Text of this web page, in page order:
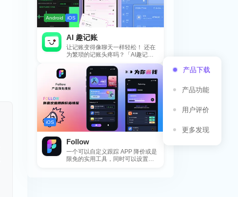
产品下载
产品功能
用户评价
更多发现
Android iOS
AI 趣记账
让记账变得像聊天一样轻松！ 还在
为繁琐的记账头疼吗？「AI趣记
账」来拯救你啦！这款智能记账工
具专为懒...
iOS
Follow
一个可以自定义跟踪 APP 降价或是
限免的实用工具，同时可以设置包